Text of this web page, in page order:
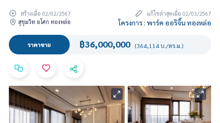
สร้างเมื่อ 02/02/2567
แก้ไขล่าสุดเมื่อ 02/03/2567
สุขุมวิท อโศก ทองหล่อ
โครงการ : พาร์ค ออริจิ้น ทองหล่อ
ราคาขาย ฿36,000,000 (364,114 บ./ตร.ม.)